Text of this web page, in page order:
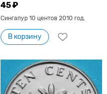
45 ₽
Сингапур 10 центов 2010 год.
В корзину